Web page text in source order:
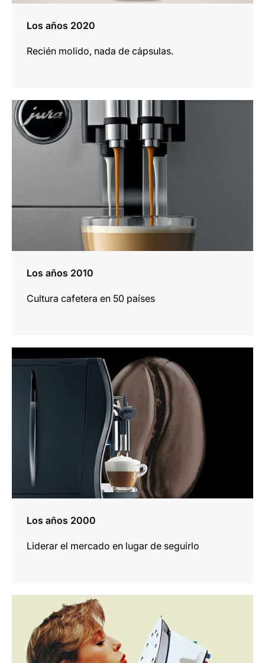
Los años 2020
Recién molido, nada de cápsulas.
Los años 2010
Cultura cafetera en 50 países
más
información
Los años 2000
Liderar el mercado en lugar de seguirlo
información
información